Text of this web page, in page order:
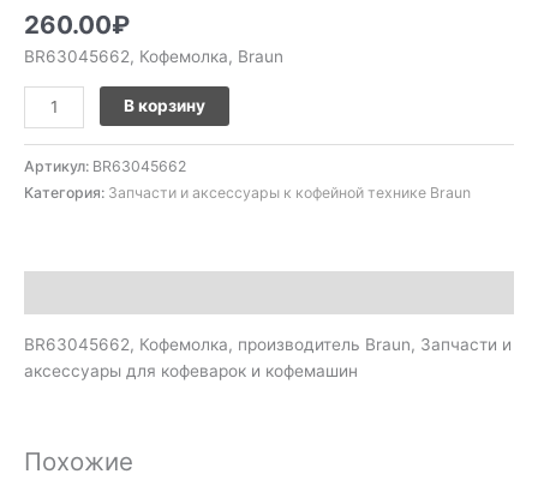
260.00₽
BR63045662, Кофемолка, Braun
В корзину
Артикул: BR63045662
Категория: Запчасти и аксессуары к кофейной технике Braun
BR63045662, Кофемолка, производитель Braun, Запчасти и
аксессуары для кофеварок и кофемашин
Похожие